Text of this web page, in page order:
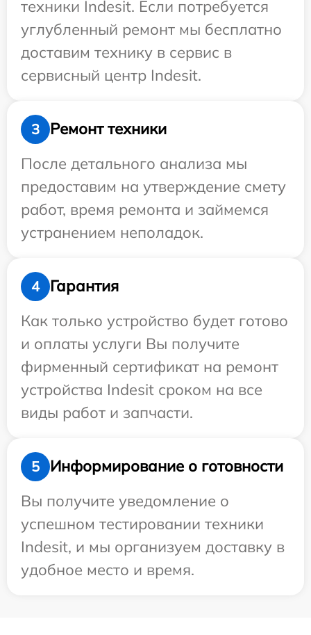
техники Indesit. Если потребуется
углубленный ремонт мы бесплатно
доставим технику в сервис в
сервисный центр Indesit.
3
Ремонт техники
После детального анализа мы
предоставим на утверждение смету
работ, время ремонта и займемся
устранением неполадок.
4
Гарантия
Как только устройство будет готово
и оплаты услуги Вы получите
фирменный сертификат на ремонт
устройства Indesit сроком на все
виды работ и запчасти.
5
Информирование о готовности
Вы получите уведомление о
успешном тестировании техники
Indesit, и мы организуем доставку в
удобное место и время.